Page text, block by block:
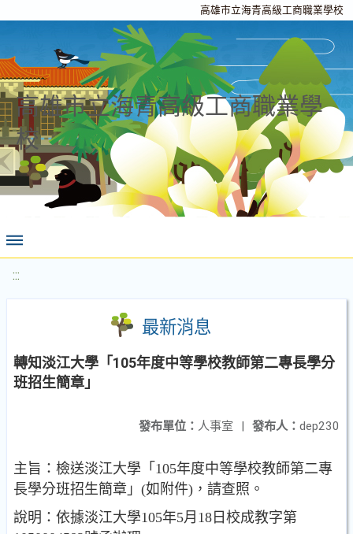
高雄市立海青高級工商職業學校
高雄市立海青高級工商職業學
校
:::
最新消息
轉知淡江大學「105年度中等學校教師第二專長學分
班招生簡章」
發布人： dep230
發布單位： 人事室 |
主旨：檢送淡江大學「105年度中等學校教師第二專
長學分班招生簡章」(如附件)，請查照。
說明：依據淡江大學105年5月18日校成教字第